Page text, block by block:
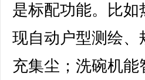
是标配功能。比
现自动户型测绘
充集尘；洗碗机